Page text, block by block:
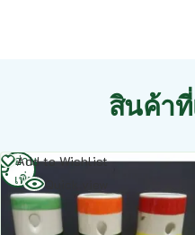
สินค้าที่
Add to Wishlist
อ่าน
เพิ่ม